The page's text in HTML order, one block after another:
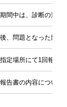
間中は、診断の進捗
、問題となった部分
定場所にて1回報告
告書の内容について